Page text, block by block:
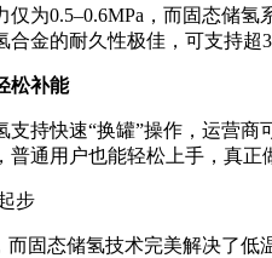
为0.5–0.6MPa，而固态储
金的耐久性极佳，可支持
松补能
持快速“换罐”操作，运营
普通用户也能轻松上手，真正
步
而固态储氢技术完美解决了